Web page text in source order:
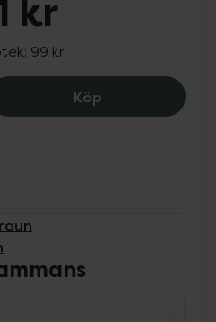
kr
99 kr
KöpBraun